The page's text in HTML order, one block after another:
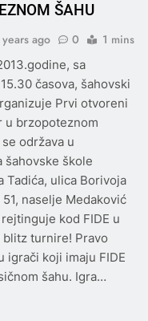
ŠAHU
ago 0 1 mins
sa
časova, šahovski
Prvi otvoreni
u brzopoteznom
održava u
šahovske škole
Tadića, ulica Borivoja
naselje Medaković
kod FIDE u
blitz turnire! Pravo
igrači koji imaju FIDE
šahu. Igra…